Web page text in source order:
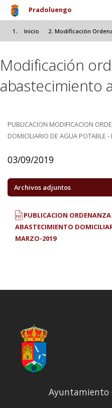
Pasar al
Pradoluengo
Inicio Modificación
Modificación
abastecimiento
PUBLICACION MODIFICACION
DOMICILIARIO DE AGUA POTABLE
03/09/2019
Archivos adjuntos
PUBLICACION ORDENANZA
ABASTECIMIENTO
MARZO-2019
Ayuntamiento